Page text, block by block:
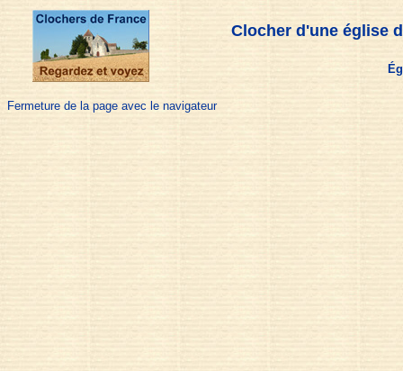
Clocher d'une église
Fermeture de la page avec le navigateur